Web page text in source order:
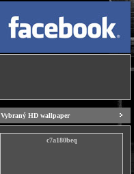
Vybraný HD wallpaper
c7a180beq